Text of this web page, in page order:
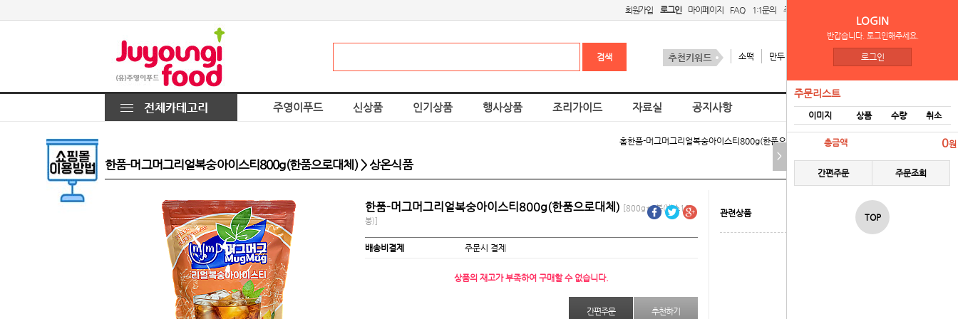
회원가입 로그인 마이페이지 FAQ 1:1문의 주문리스트
소떡 만두
주영이푸드 신상품 인기상품 행사상품 조리가이드 자료실 공지사항
홈한품-머그머그리얼복숭아이스티800g(한품으로대체) > 상온식품
한품-머그머그리얼복숭아이스티800g(한품으로대체) > 상온식품
LOGIN
반갑습니다. 로그인해주세요.
로그인
주문리스트
이미지 상품 수량 취소
총금액 0원
간편주문 주문조회
TOP
>
한품-머그머그리얼복숭아이스티800g(한품으로대체) [800g*1봉(박스10
봉)]
배송비결제 주문시 결제
상품의 재고가 부족하여 구매할 수 없습니다.
간편주문 추천하기
관련상품